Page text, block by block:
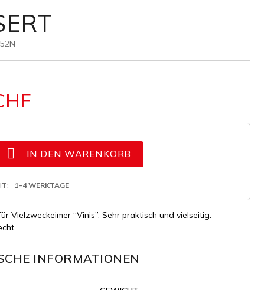
 IN DEN WARENKORB
1-4 WERKTAGE
Vielzweckeimer “Vinis”. Sehr praktisch und vielseitig.
INFORMATIONEN